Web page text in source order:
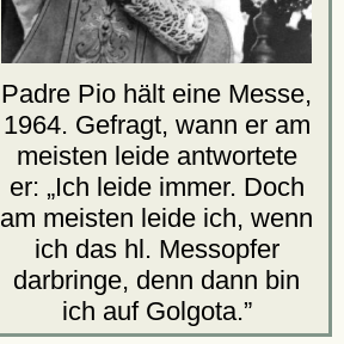
Padre Pio hält eine Messe,
1964. Gefragt, wann er am
meisten leide antwortete
er: Ich leide immer. Doch
am meisten leide ich, wenn
ich das hl. Messopfer
darbringe, denn dann bin
ich auf Golgota.